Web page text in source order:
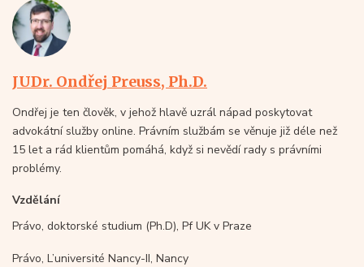
JUDr. Ondřej Preuss, Ph.D.
Ondřej je ten člověk, v jehož hlavě uzrál nápad poskytovat
advokátní služby online. Právním službám se věnuje již déle než
15 let a rád klientům pomáhá, když si nevědí rady s právními
problémy.
Vzdělání
Právo, doktorské studium (Ph.D), Pf UK v Praze
Právo, L’université Nancy-II, Nancy